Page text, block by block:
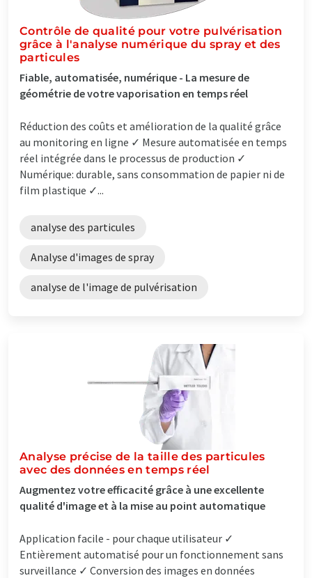
Contrôle de qualité pour votre pulvérisation
grâce à l'analyse numérique du spray et des
particules
Fiable, automatisée, numérique - La mesure de
géométrie de votre vaporisation en temps réel
Réduction des coûts et amélioration de la qualité grâce
au monitoring en ligne ✓ Mesure automatisée en temps
réel intégrée dans le processus de production ✓
Numérique: durable, sans consommation de papier ni de
film plastique ✓...
analyse des particules
Analyse d'images de spray
analyse de l'image de pulvérisation
Analyse précise de la taille des particules
avec des données en temps réel
Augmentez votre efficacité grâce à une excellente
qualité d'image et à la mise au point automatique
Application facile - pour chaque utilisateur ✓
Entièrement automatisé pour un fonctionnement sans
surveillance ✓ Conversion des images en données